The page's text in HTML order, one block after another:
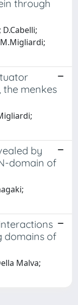
through
the menkes
by
domain of
domains of
Malva;